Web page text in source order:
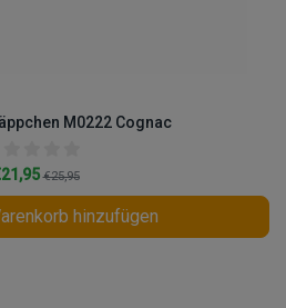
M0222 Cognac
€25,95
hinzufügen